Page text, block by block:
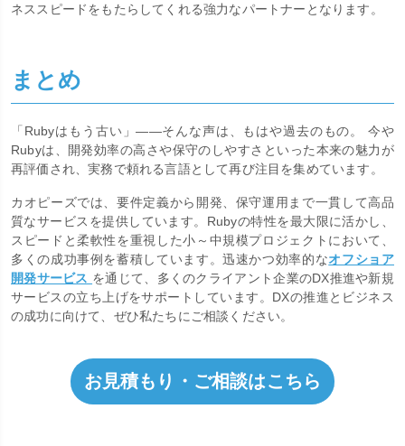
ネススピードをもたらしてくれる強力なパートナーとなります。
まとめ
「Rubyはもう古い」――そんな声は、もはや過去のもの。 今や
Rubyは、開発効率の高さや保守のしやすさといった本来の魅力が
再評価され、実務で頼れる言語として再び注目を集めています。
カオピーズでは、要件定義から開発、保守運用まで一貫して高品
質なサービスを提供しています。Rubyの特性を最大限に活かし、
スピードと柔軟性を重視した小～中規模プロジェクトにおいて、
多くの成功事例を蓄積しています。迅速かつ効率的なオフショア
開発サービス を通じて、多くのクライアント企業のDX推進や新規
サービスの立ち上げをサポートしています。DXの推進とビジネス
の成功に向けて、ぜひ私たちにご相談ください。
お見積もり・ご相談はこちら